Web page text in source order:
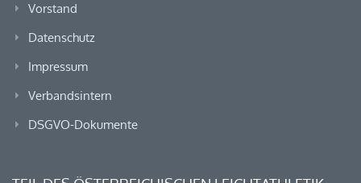
Vorstand
Datenschutz
Impressum
Verbandsintern
DSGVO-Dokumente